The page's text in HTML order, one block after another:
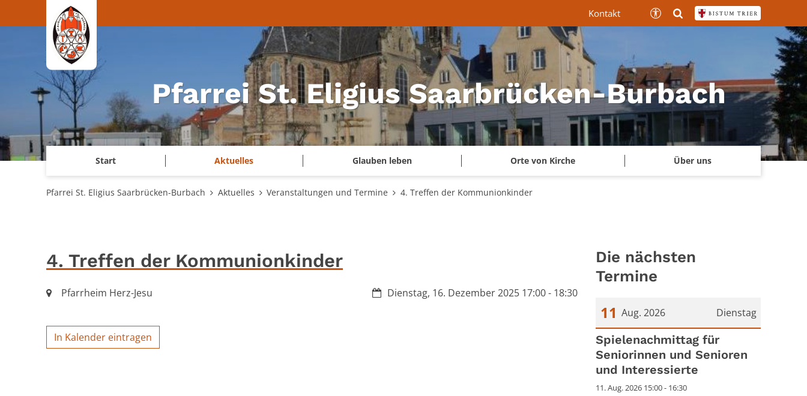
Zum Inhalt springen
Pfarrei St. Eligius Saarbrücken-Burbach
Start Aktuelles Glauben leben Orte von Kirche Über uns
Kontakt
Pfarrei St. Eligius Saarbrücken-Burbach Aktuelles Veranstaltungen und Termine 4. Treffen der Kommunionkinder
4. Treffen der Kommunionkinder
Datum:Dienstag, 16. Dezember 2025 17:00 - 18:30
Ort:Pfarrheim Herz-Jesu
In Kalender eintragen
Die nächsten
Termine
Dienstag
11 Aug. 2026
Datum: 11. August 2026
Spielenachmittag für
Seniorinnen und Senioren
und Interessierte
11. Aug. 2026 15:00 - 16:30